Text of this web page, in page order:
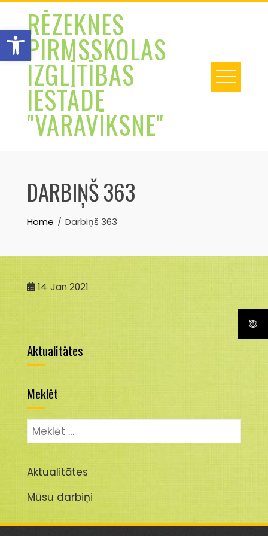
Open toolbar
Skip
contentRĒZEKNES
PIRMSSKOLAS
IZGLĪTĪBAS
IESTĀDE
"VARAVĪKSNE"
DARBIŅŠ 363
Home Darbiņš 363
14 Jan 2021
Aktualitātes
Meklēt
Meklēt:
Aktualitātes
Mūsu darbiņi